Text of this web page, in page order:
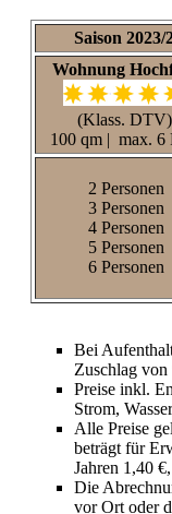
Saison 2023/
Wohnung
(Klass. DTV)
100 qm | max. 6
2 Personen
3 Personen
4 Personen
5 Personen
6 Personen
Bei
Zuschlag
Preise inkl.
Strom,
Alle Preise
beträgt für
Jahren 1,40
Die
vor Ort oder